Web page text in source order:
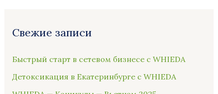
Свежие записи
Быстрый старт в сетевом бизнесе с WHIEDA
Детоксикация в Екатеринбурге с WHIEDA